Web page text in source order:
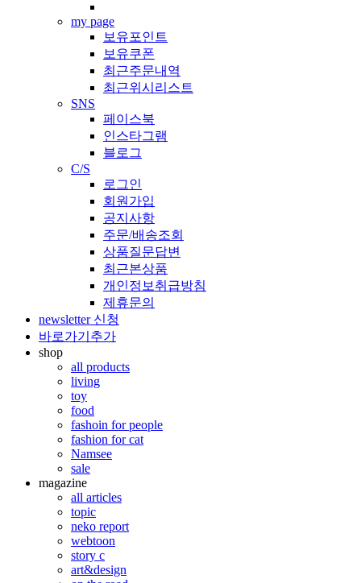
my page
보유포인트
보유쿠폰
최근주문내역
최근위시리스트
SNS
페이스북
인스타그램
블로그
C/S
로그인
회원가입
공지사항
주문/배송조회
상품질문답변
최근본상품
개인정보취급방침
제휴문의
newsletter 신청
바로가기추가
shop
all products
living
toy
food
fashoin for people
fashion for cat
Namsee
sale
magazine
all articles
topic
neko report
webtoon
story c
art&design